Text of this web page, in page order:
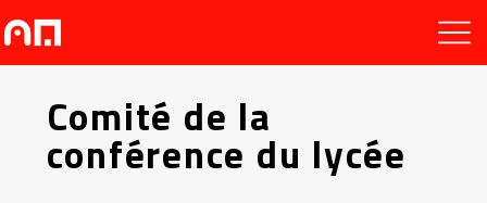
Comité de la
conférence du lycée